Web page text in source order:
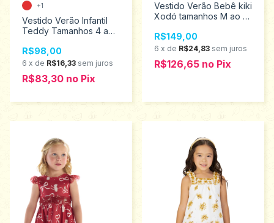
Vestido Verão Infantil
Teddy Tamanhos 4 ao
R$98,00
6 x de R$16,33 sem juros
R$83,30 no Pix
+1
Vestido Verão Bebê kiki
Xodó tamanhos M ao G
R$149,00
6 x de R$24,83 sem juros
R$126,65 no Pix